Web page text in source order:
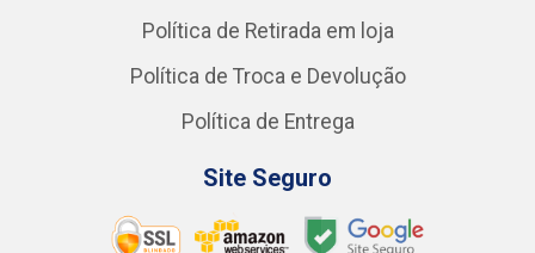
Política de Retirada em loja
Política de Troca e Devolução
Política de Entrega
Site Seguro